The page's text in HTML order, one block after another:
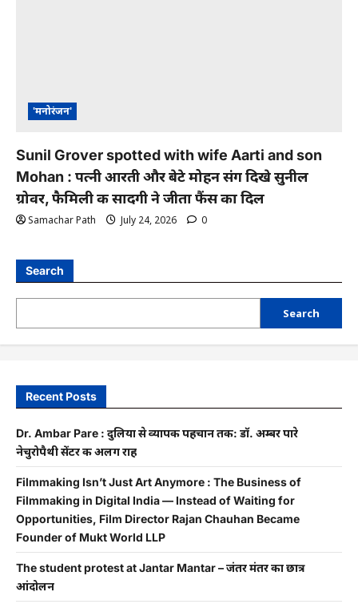
'मनोरंजन'
Sunil Grover spotted with wife Aarti and son
Mohan : पत्नी आरती और बेटे मोहन संग दिखे सुनील
ग्रोवर, फैमिली की सादगी ने जीता फैंस का दिल
Samachar Path July 24, 2026 0
Search
Search
Recent Posts
Dr. Ambar Pare : दुलिया से व्यापक पहचान तक: डॉ. अम्बर पारे
नेचुरोपैथी सेंटर की अलग राह
Filmmaking Isn’t Just Art Anymore : The Business of
Filmmaking in Digital India — Instead of Waiting for
Opportunities, Film Director Rajan Chauhan Became
Founder of Mukt World LLP
The student protest at Jantar Mantar – जंतर मंतर का छात्र
आंदोलन